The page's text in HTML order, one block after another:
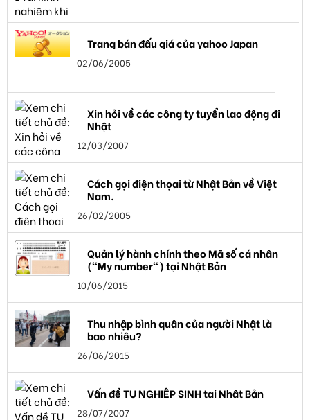
Trang bán đấu giá của yahoo Japan
02/06/2005
Xin hỏi về các công ty tuyển lao động đi
Nhật
12/03/2007
Cách gọi điện thọai từ Nhật Bản về Việt
Nam.
26/02/2005
Quản lý hành chính theo Mã số cá nhân
("My number") tại Nhật Bản
10/06/2015
Thu nhập bình quân của người Nhật là
bao nhiêu?
26/06/2015
Vấn đề TU NGHIỆP SINH tại Nhật Bản
28/07/2007